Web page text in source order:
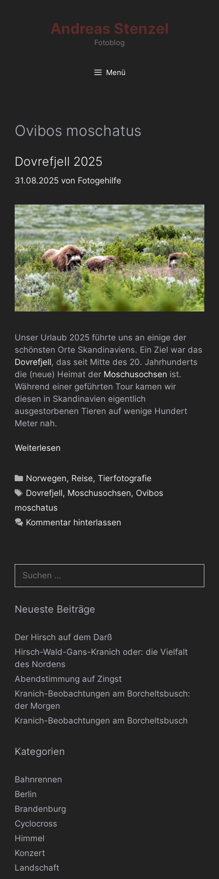
Andreas Stenzel
Fotoblog
Menü
Ovibos moschatus
Dovrefjell 2025
31.08.2025 von Fotogehilfe
Unser Urlaub 2025 führte uns an einige der
schönsten Orte Skandinaviens. Ein Ziel war das
Dovrefjell, das seit Mitte des 20. Jahrhunderts
die (neue) Heimat der Moschusochsen ist.
Während einer geführten Tour kamen wir
diesen in Skandinavien eigentlich
ausgestorbenen Tieren auf wenige Hundert
Meter nah.
Weiterlesen
Kategorien
Norwegen, Reise,Tierfotografie
Schlagwörter
Dovrefjell, Moschusochsen, Ovibos
moschatus
Kommentar hinterlassen
Suchen
Neueste Beiträge
Der Hirsch auf dem Darß
Hirsch-Wald-Gans-Kranich oder: die Vielfalt
des Nordens
Abendstimmung auf Zingst
Kranich-Beobachtungen am Borcheltsbusch:
der Morgen
Kranich-Beobachtungen am Borcheltsbusch
Kategorien
Bahnrennen
Berlin
Brandenburg
Cyclocross
Himmel
Konzert
Landschaft